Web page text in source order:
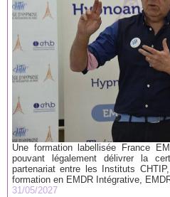
Une formation labellisée France
pouvant légalement délivrer la
partenariat entre les Instituts
formation en EMDR Intégrative,
31/05/2027